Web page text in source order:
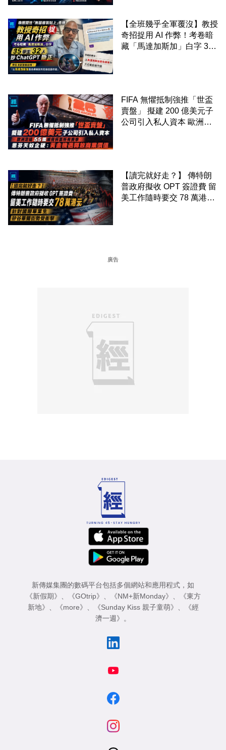
【全班幾乎全軍覆沒】教授
奇招捉用 AI 作弊！考卷暗
藏「馬達加斯加」白字 35
FIFA 無懼抵制強推「世盃
賣盤」 擬建 200 億美元子
公司引入私人資本 歐洲足
【讀完就好走？】 傳特朗
普政府擬收 OPT 簽證費 留
美工作隨時要交 78 萬港元
廣告
新傳媒集團的數碼平台包括多個網站和應用程式，如
《新假期》 、 《GOtrip》 、 《NM+新Monday》 、
《東方
新地》 、 《more》 、 《Sunday Kiss 親子童萌》 、
《經
濟一週》 。